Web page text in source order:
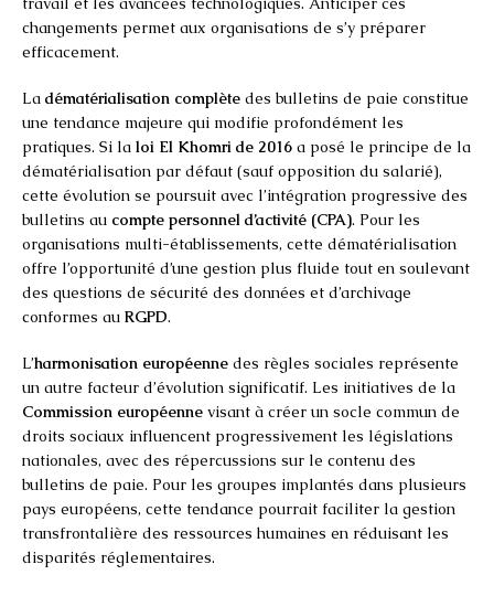
changements permet aux organisations de s’y préparer
efficacement.
La dématérialisation complète des bulletins de paie constitue
une tendance majeure qui modifie profondément les
pratiques. Si la loi El Khomri de 2016 a posé le principe de la
dématérialisation par défaut (sauf opposition du salarié),
cette évolution se poursuit avec l’intégration progressive des
bulletins au compte personnel d’activité (CPA). Pour les
organisations multi-établissements, cette dématérialisation
offre l’opportunité d’une gestion plus fluide tout en soulevant
des questions de sécurité des données et d’archivage
conformes au RGPD.
L’harmonisation européenne des règles sociales représente
un autre facteur d’évolution significatif. Les initiatives de la
Commission européenne visant à créer un socle commun de
droits sociaux influencent progressivement les législations
nationales, avec des répercussions sur le contenu des
bulletins de paie. Pour les groupes implantés dans plusieurs
pays européens, cette tendance pourrait faciliter la gestion
transfrontalière des ressources humaines en réduisant les
disparités réglementaires.